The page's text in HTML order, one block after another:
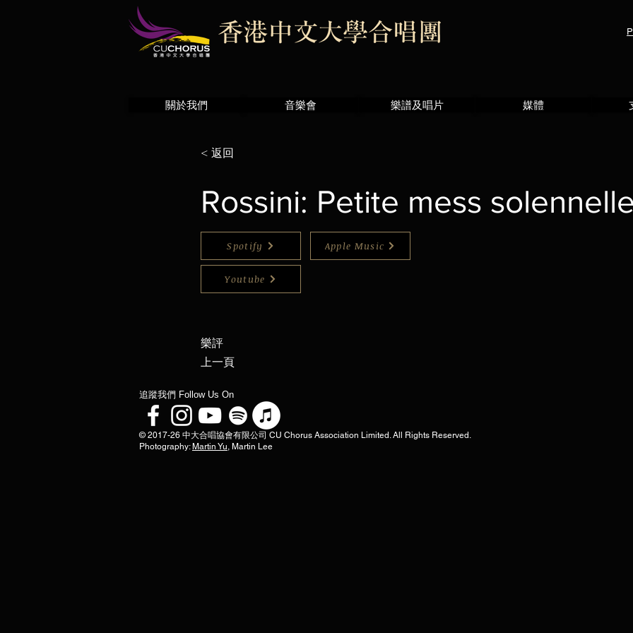
關於我們 音樂會 樂譜及唱片 媒體
< 返回
Rossini: Petite mess
Spotify
Youtube
Apple Music
​樂評
上一頁
​追蹤我們 Follow Us On
© 2017-26 中大合唱協會有限公司 CU Chorus Association Limited. All Rights Reserved.
Photography: Martin Yu, Martin Lee